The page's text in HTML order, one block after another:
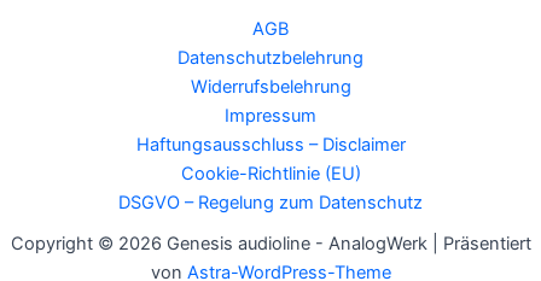
AGB
Datenschutzbelehrung
Widerrufsbelehrung
Impressum
Haftungsausschluss – Disclaimer
Cookie-Richtlinie (EU)
DSGVO – Regelung zum Datenschutz
Copyright © 2026 Genesis audioline - AnalogWerk | Präsentiert
von Astra-WordPress-Theme